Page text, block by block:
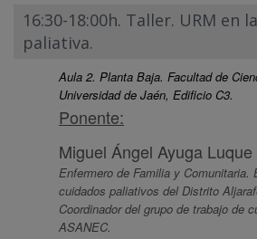
16:30-18:00h. Taller. URM en
paliativa.
Aula 2. Planta Baja. Facultad de
Universidad de Jaén, Edificio C3.
Ponente:
Miguel Ángel Ayuga Luque
Enfermero de Familia y Comunitaria.
cuidados paliativos del Distrito
Coordinador del grupo de trabajo de
ASANEC.